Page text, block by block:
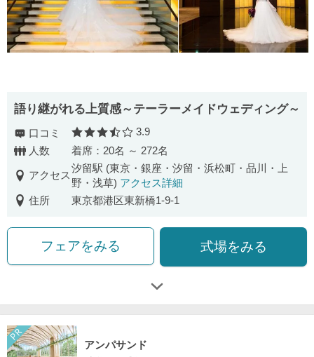
語り継がれる上質感～テーラーメイドウェディング～
口コミ 口コミ評価
3.9
人数
着席：20名 ～ 272名
アクセス
汐留駅 (東京・銀座・汐留・浜松町・品川・上
野・浅草) アクセス詳細
住所
東京都港区東新橋1-9-1
フェアをみる 式場をみる
アンパサンド